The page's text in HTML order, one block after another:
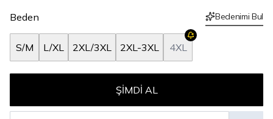
Beden
Bedenimi Bul
S/M L/XL 2XL/3XL 2XL-3XL 4XL
ŞIMDI AL